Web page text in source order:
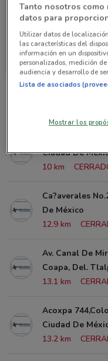
Gpe. I. Ramirez
Ciudad De
10 km
Ca?averales
De México
12.9 km
Av. Canal De
Coapa, Del.
13.1 km
Acoxpa
Ciudad De
13.2 km
Tanto nosotros como
datos para
Utilizar datos de
las características del
información en un
personalizados, medición
audiencia y desarrollo de
Lista de asociados
Mostrar los